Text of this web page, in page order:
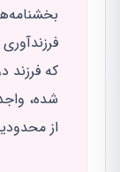
که فرزند
شده،
از